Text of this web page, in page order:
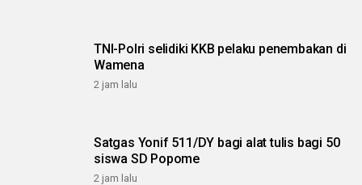
TNI-Polri selidiki KKB pelaku penembakan di
Wamena
2 jam lalu
Satgas Yonif 511/DY bagi alat tulis bagi 50
siswa SD Popome
2 jam lalu